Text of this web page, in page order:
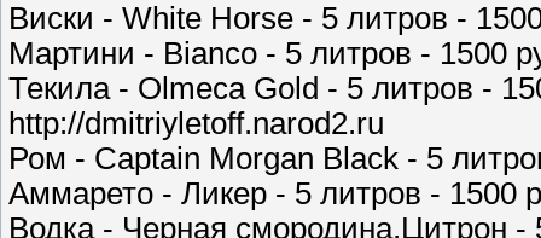
Виски - White Horse - 5 литров -
Мартини - Bianco - 5 литров - 1500
Текила - Olmeca Gold - 5 литров -
http://dmitriyletoff.narod2.ru
Ром - Captain Morgan Black - 5
Аммарето - Ликер - 5 литров - 1500
Водка - Черная смородина,Цитрон -